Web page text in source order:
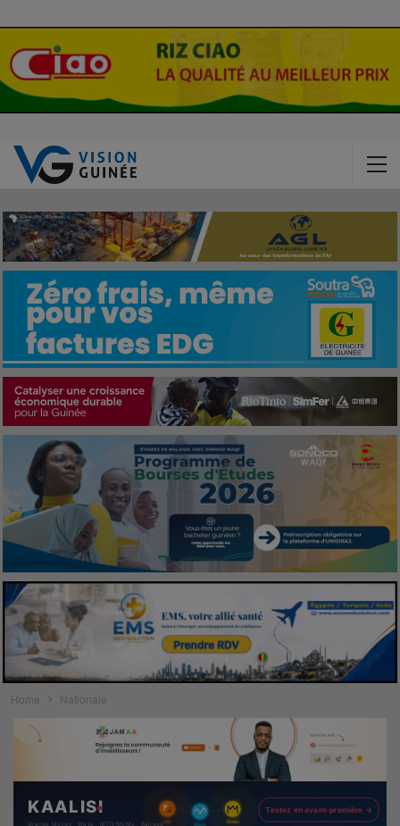
Home Nationale